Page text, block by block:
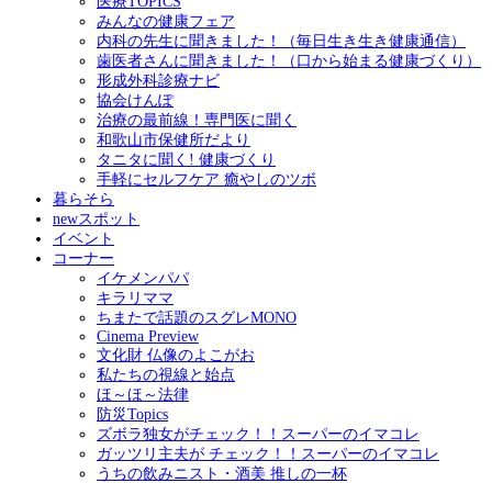
みんなの健康フェア
内科の先生に聞きました！（毎日生き生き健康通信）
歯医者さんに聞きました！（口から始まる健康づくり）
形成外科診療ナビ
協会けんぽ
治療の最前線！専門医に聞く
和歌山市保健所だより
タニタに聞く! 健康づくり
手軽にセルフケア 癒やしのツボ
暮らそら
newスポット
イベント
コーナー
イケメンパパ
キラリママ
ちまたで話題のスグレMONO
Cinema Preview
文化財 仏像のよこがお
私たちの視線と始点
ほ～ほ～法律
防災Topics
ズボラ独女がチェック！！スーパーのイマコレ
ガッツリ主夫が チェック！！スーパーのイマコレ
うちの飲みニスト・酒美 推しの一杯